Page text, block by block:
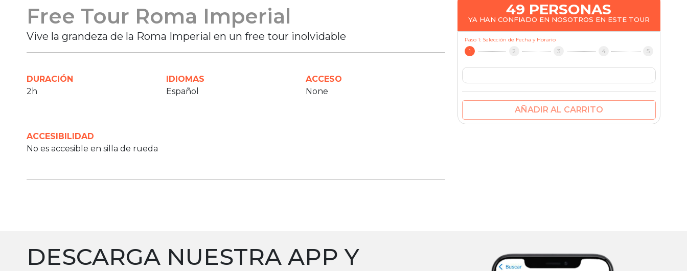
Free Tour Roma Imperial
Vive la grandeza de la Roma Imperial en un free tour inolvidable
DURACIÓN
2h
IDIOMAS
Español
ACCESO
None
ACCESIBILIDAD
No es accesible en silla de rueda
49 PERSONAS
YA HAN CONFIADO EN NOSOTROS EN ESTE TOUR
Paso 1: Selección de Fecha y Horario
1 2 3 4 5
AÑADIR AL CARRITO
DESCARGA NUESTRA APP Y